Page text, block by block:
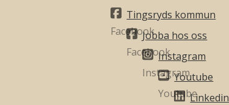
Tingsryds kommun
Jobba hos oss
Instagram
Youtube
Linkedin